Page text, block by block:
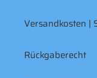
Versandkosten |
Rückgaberecht